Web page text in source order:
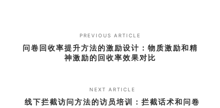
PREVIOUS ARTICLE
问卷回收率提升方法的激励设计：物质激励和精
神激励的回收率效果对比
NEXT ARTICLE
线下拦截访问方法的访员培训：拦截话术和问卷